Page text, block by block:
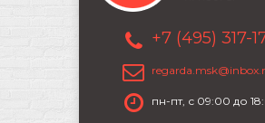
+7 (495) 317-
пн-пт, с 09:00 до